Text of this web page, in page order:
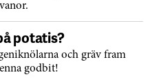
potatis?
och gräv fram
godbit!